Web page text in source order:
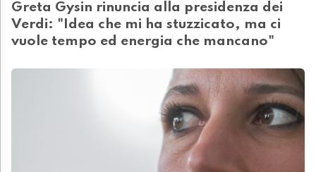
Greta Gysin rinuncia alla presidenza dei
Verdi: "Idea che mi ha stuzzicato, ma ci
vuole tempo ed energia che mancano"